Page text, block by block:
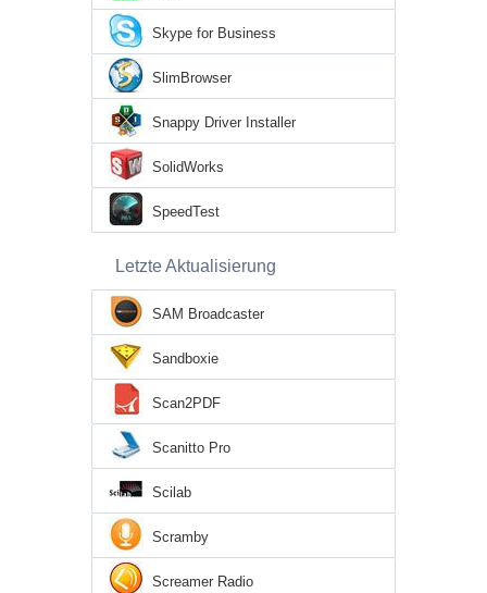
Skype for Business
SlimBrowser
Snappy Driver Installer
SolidWorks
SpeedTest
Letzte Aktualisierung
SAM Broadcaster
Sandboxie
Scan2PDF
Scanitto Pro
Scilab
Scramby
Screamer Radio